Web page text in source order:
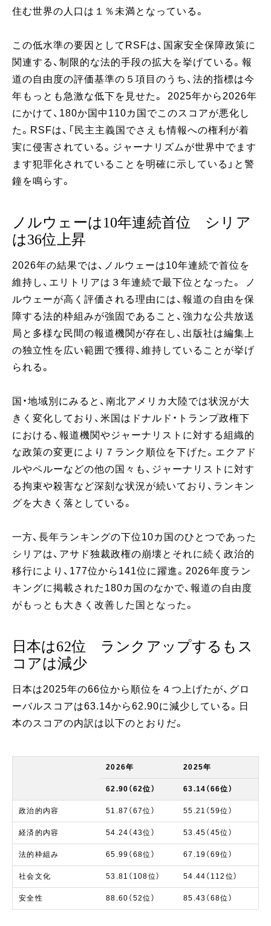
住む世界の人口は１％未満となっている。
この低水準の要因としてRSFは、国家安全保障政策に
関連する、制限的な法的手段の拡大を挙げている。報
道の自由度の評価基準の５項目のうち、法的指標は今
年もっとも急激な低下を見せた。 2025年から2026年
にかけて、180か国中110カ国でこのスコアが悪化し
た。RSFは、「民主主義国でさえも情報への権利が着
実に侵害されている。ジャーナリズムが世界中でます
ます犯罪化されていることを明確に示している」と警
鐘を鳴らす。
ノルウェーは10年連続首位 シリア
は36位上昇
2026年の結果では、ノルウェーは10年連続で首位を
維持し、エリトリアは３年連続で最下位となった。 ノ
ルウェーが高く評価される理由には、報道の自由を保
障する法的枠組みが強固であること、強力な公共放送
局と多様な民間の報道機関が存在し、出版社は編集上
の独立性を広い範囲で獲得、維持していることが挙げ
られる。
国・地域別にみると、南北アメリカ大陸では状況が大
きく変化しており、米国はドナルド・トランプ政権下
における、報道機関やジャーナリストに対する組織的
な政策の変更により７ランク順位を下げた。エクアド
ルやペルーなどの他の国々も、ジャーナリストに対す
る拘束や殺害など深刻な状況が続いており、ランキン
グを大きく落としている。
一方、長年ランキングの下位10カ国のひとつであった
シリアは、アサド独裁政権の崩壊とそれに続く政治的
移行により、177位から141位に躍進。2026年度ラン
キングに掲載された180カ国のなかで、報道の自由度
がもっとも大きく改善した国となった。
日本は62位 ランクアップするもス
コアは減少
日本は2025年の66位から順位を４つ上げたが、グロ
ーバルスコアは63.14から62.90に減少している。日
本のスコアの内訳は以下のとおりだ。
2026年 2025年
62.90（62位） 63.14（66位）
政治的内容 51.87（67位） 55.21（59位）
経済的内容 54.24（43位） 53.45（45位）
法的枠組み 65.99（68位） 67.19（69位）
社会文化 53.81（108位） 54.44（112位）
安全性 88.60（52位） 85.43（68位）